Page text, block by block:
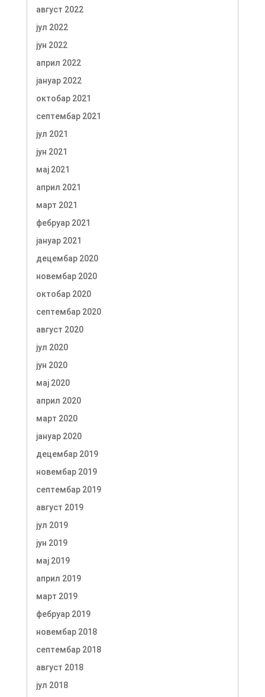
август 2022
јул 2022
јун 2022
април 2022
јануар 2022
октобар 2021
септембар 2021
јул 2021
јун 2021
мај 2021
април 2021
март 2021
фебруар 2021
јануар 2021
децембар 2020
новембар 2020
октобар 2020
септембар 2020
август 2020
јул 2020
јун 2020
мај 2020
април 2020
март 2020
јануар 2020
децембар 2019
новембар 2019
септембар 2019
август 2019
јул 2019
јун 2019
мај 2019
април 2019
март 2019
фебруар 2019
новембар 2018
септембар 2018
август 2018
јул 2018